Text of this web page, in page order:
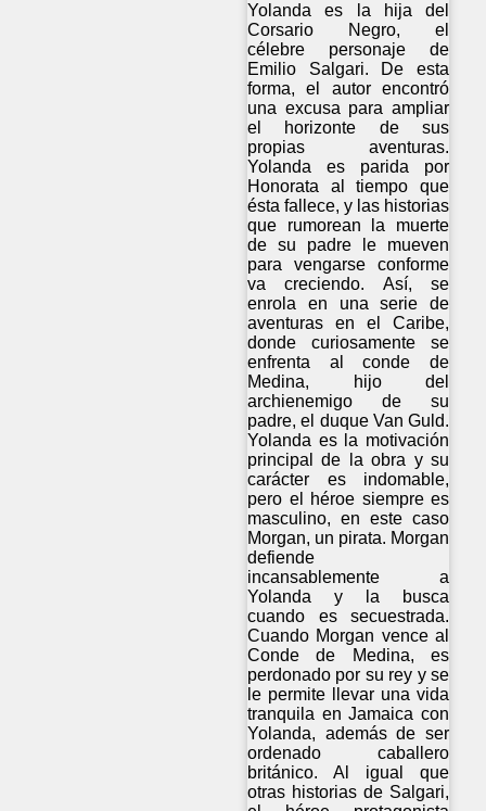
Yolanda es la hija del
Corsario Negro, el
célebre personaje de
Emilio Salgari. De esta
forma, el autor encontró
una excusa para ampliar
el horizonte de sus
propias aventuras.
Yolanda es parida por
Honorata al tiempo que
ésta fallece, y las historias
que rumorean la muerte
de su padre le mueven
para vengarse conforme
va creciendo. Así, se
enrola en una serie de
aventuras en el Caribe,
donde curiosamente se
enfrenta al conde de
Medina, hijo del
archienemigo de su
padre, el duque Van Guld.
Yolanda es la motivación
principal de la obra y su
carácter es indomable,
pero el héroe siempre es
masculino, en este caso
Morgan, un pirata. Morgan
defiende
incansablemente a
Yolanda y la busca
cuando es secuestrada.
Cuando Morgan vence al
Conde de Medina, es
perdonado por su rey y se
le permite llevar una vida
tranquila en Jamaica con
Yolanda, además de ser
ordenado caballero
británico. Al igual que
otras historias de Salgari,